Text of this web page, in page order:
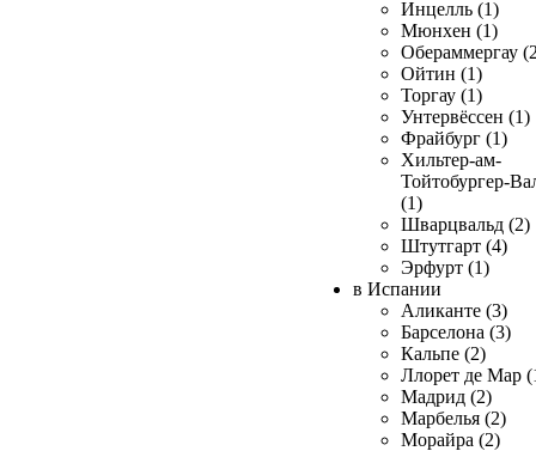
Инцелль (1)
Мюнхен (1)
Обераммергау
Ойтин (1)
Торгау (1)
Унтервёссен (1)
Фрайбург (1)
Хильтер-ам-
Тойтобургер-
(1)
Шварцвальд (2)
Штутгарт (4)
Эрфурт (1)
в Испании
Аликанте (3)
Барселона (3)
Кальпе (2)
Ллорет де Мар
Мадрид (2)
Марбелья (2)
Морайра (2)